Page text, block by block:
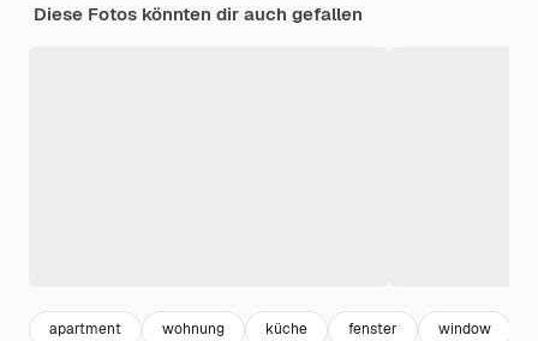
Diese Fotos könnten dir auch gefallen
apartment wohnung küche fenster window